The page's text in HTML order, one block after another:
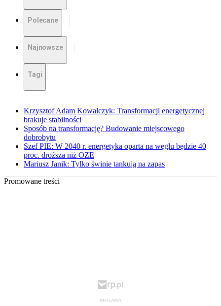
Polecane
Najnowsze
Tagi
Krzysztof Adam Kowalczyk: Transformacji energetycznej
brakuje stabilności
Sposób na transformację? Budowanie miejscowego
dobrobytu
Szef PIE: W 2040 r. energetyka oparta na węglu będzie 40
proc. droższa niż OZE
Mariusz Janik: Tylko świnie tankują na zapas
Promowane treści